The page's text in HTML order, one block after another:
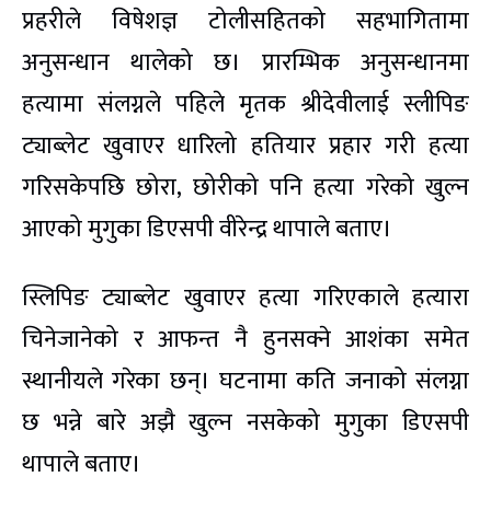
प्रहरीले विषेशज्ञ टोलीसहितको सहभागितामा
अनुसन्धान थालेको छ। प्रारम्भिक अनुसन्धानमा
हत्यामा संलग्नले पहिले मृतक श्रीदेवीलाई स्लीपिङ
ट्याब्लेट खुवाएर धारिलो हतियार प्रहार गरी हत्या
गरिसकेपछि छोरा, छोरीको पनि हत्या गरेको खुल्न
आएको मुगुका डिएसपी वीरेन्द्र थापाले बताए।
स्लिपिङ ट्याब्लेट खुवाएर हत्या गरिएकाले हत्यारा
चिनेजानेको र आफन्त नै हुनसक्ने आशंका समेत
स्थानीयले गरेका छन्। घटनामा कति जनाको संलग्ना
छ भन्ने बारे अझै खुल्न नसकेको मुगुका डिएसपी
थापाले बताए।